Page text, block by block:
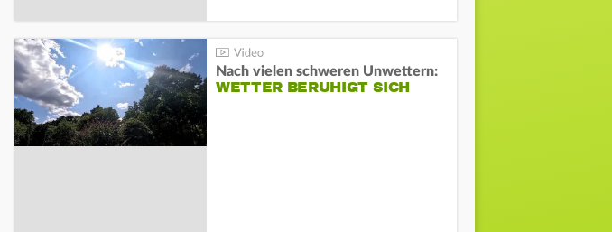
Nach vielen schweren Unwettern:
WETTER BERUHIGT SICH